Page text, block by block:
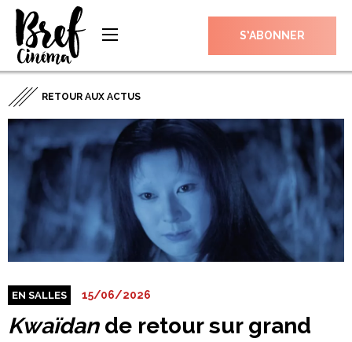
S’ABONNER
RETOUR AUX ACTUS
EN SALLES 15/06/2026
Kwaïdande retour sur grand